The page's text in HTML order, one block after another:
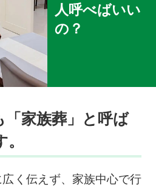
人呼べばいい
の？
「家族葬」と呼ば
く伝えず、家族中心で行